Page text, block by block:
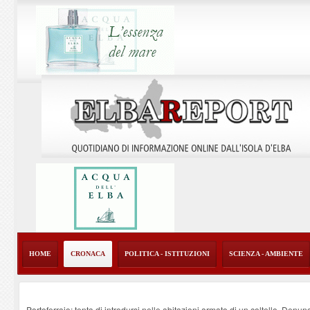
HOME CRONACA POLITICA - ISTITUZIONI SCIENZA - AMBIENTE